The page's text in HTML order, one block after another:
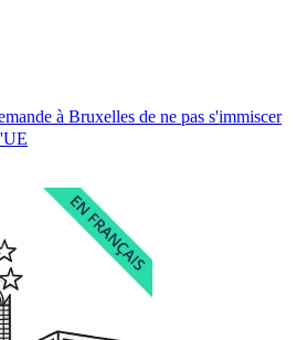
à Bruxelles de ne pas s'immiscer